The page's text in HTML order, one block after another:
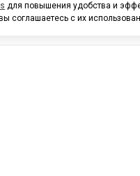
для повышения удобства и
соглашаетесь с их